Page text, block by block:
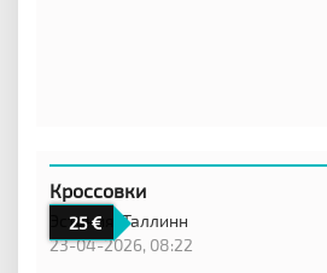
25
Кроссовки
Эстония,Таллинн
23-04-2026, 08:22